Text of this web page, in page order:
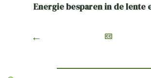
Energie besparen in de lente
←